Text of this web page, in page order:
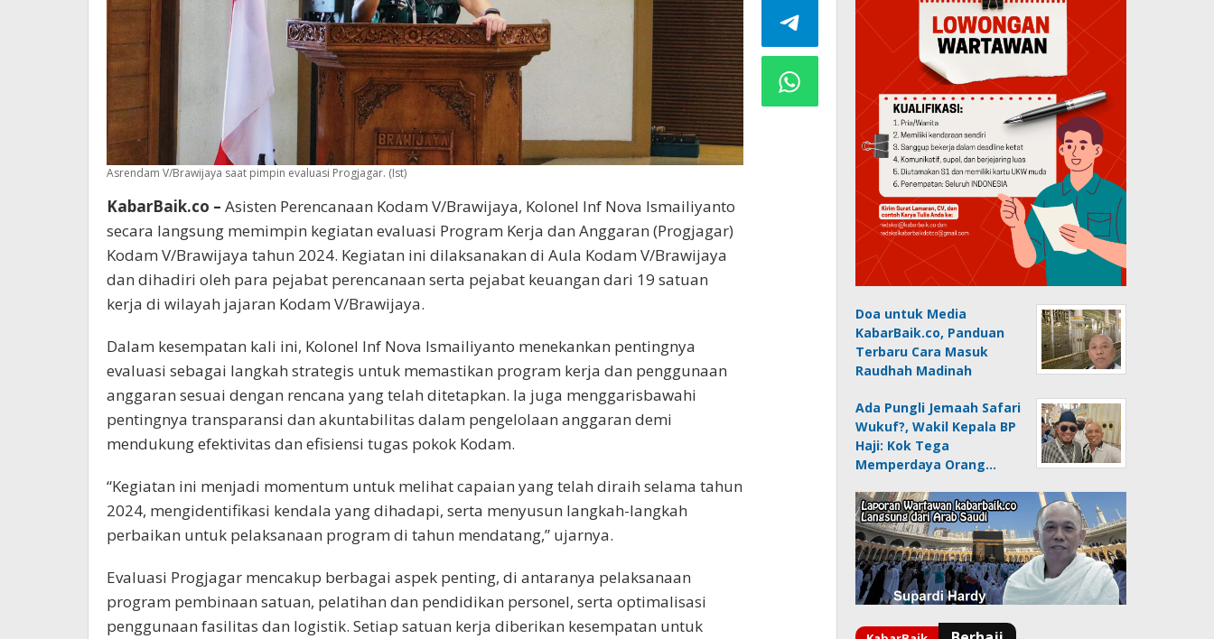
Asrendam V/Brawijaya saat pimpin evaluasi Progjagar. (Ist)
KabarBaik.co – Asisten Perencanaan Kodam V/Brawijaya, Kolonel Inf Nova Ismailiyanto
secara langsung memimpin kegiatan evaluasi Program Kerja dan Anggaran (Progjagar)
Kodam V/Brawijaya tahun 2024. Kegiatan ini dilaksanakan di Aula Kodam V/Brawijaya
dan dihadiri oleh para pejabat perencanaan serta pejabat keuangan dari 19 satuan
kerja di wilayah jajaran Kodam V/Brawijaya.
Dalam kesempatan kali ini, Kolonel Inf Nova Ismailiyanto menekankan pentingnya
evaluasi sebagai langkah strategis untuk memastikan program kerja dan penggunaan
anggaran sesuai dengan rencana yang telah ditetapkan. Ia juga menggarisbawahi
pentingnya transparansi dan akuntabilitas dalam pengelolaan anggaran demi
mendukung efektivitas dan efisiensi tugas pokok Kodam.
“Kegiatan ini menjadi momentum untuk melihat capaian yang telah diraih selama tahun
2024, mengidentifikasi kendala yang dihadapi, serta menyusun langkah-langkah
perbaikan untuk pelaksanaan program di tahun mendatang,” ujarnya.
Evaluasi Progjagar mencakup berbagai aspek penting, di antaranya pelaksanaan
program pembinaan satuan, pelatihan dan pendidikan personel, serta optimalisasi
penggunaan fasilitas dan logistik. Setiap satuan kerja diberikan kesempatan untuk
Doa untuk Media
KabarBaik.co, Panduan
Terbaru Cara Masuk
Raudhah Madinah
Ada Pungli Jemaah Safari
Wukuf?, Wakil Kepala BP
Haji: Kok Tega
Memperdaya Orang…